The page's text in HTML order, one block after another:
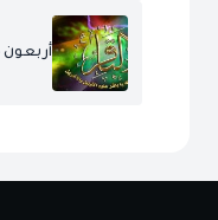
أربعون